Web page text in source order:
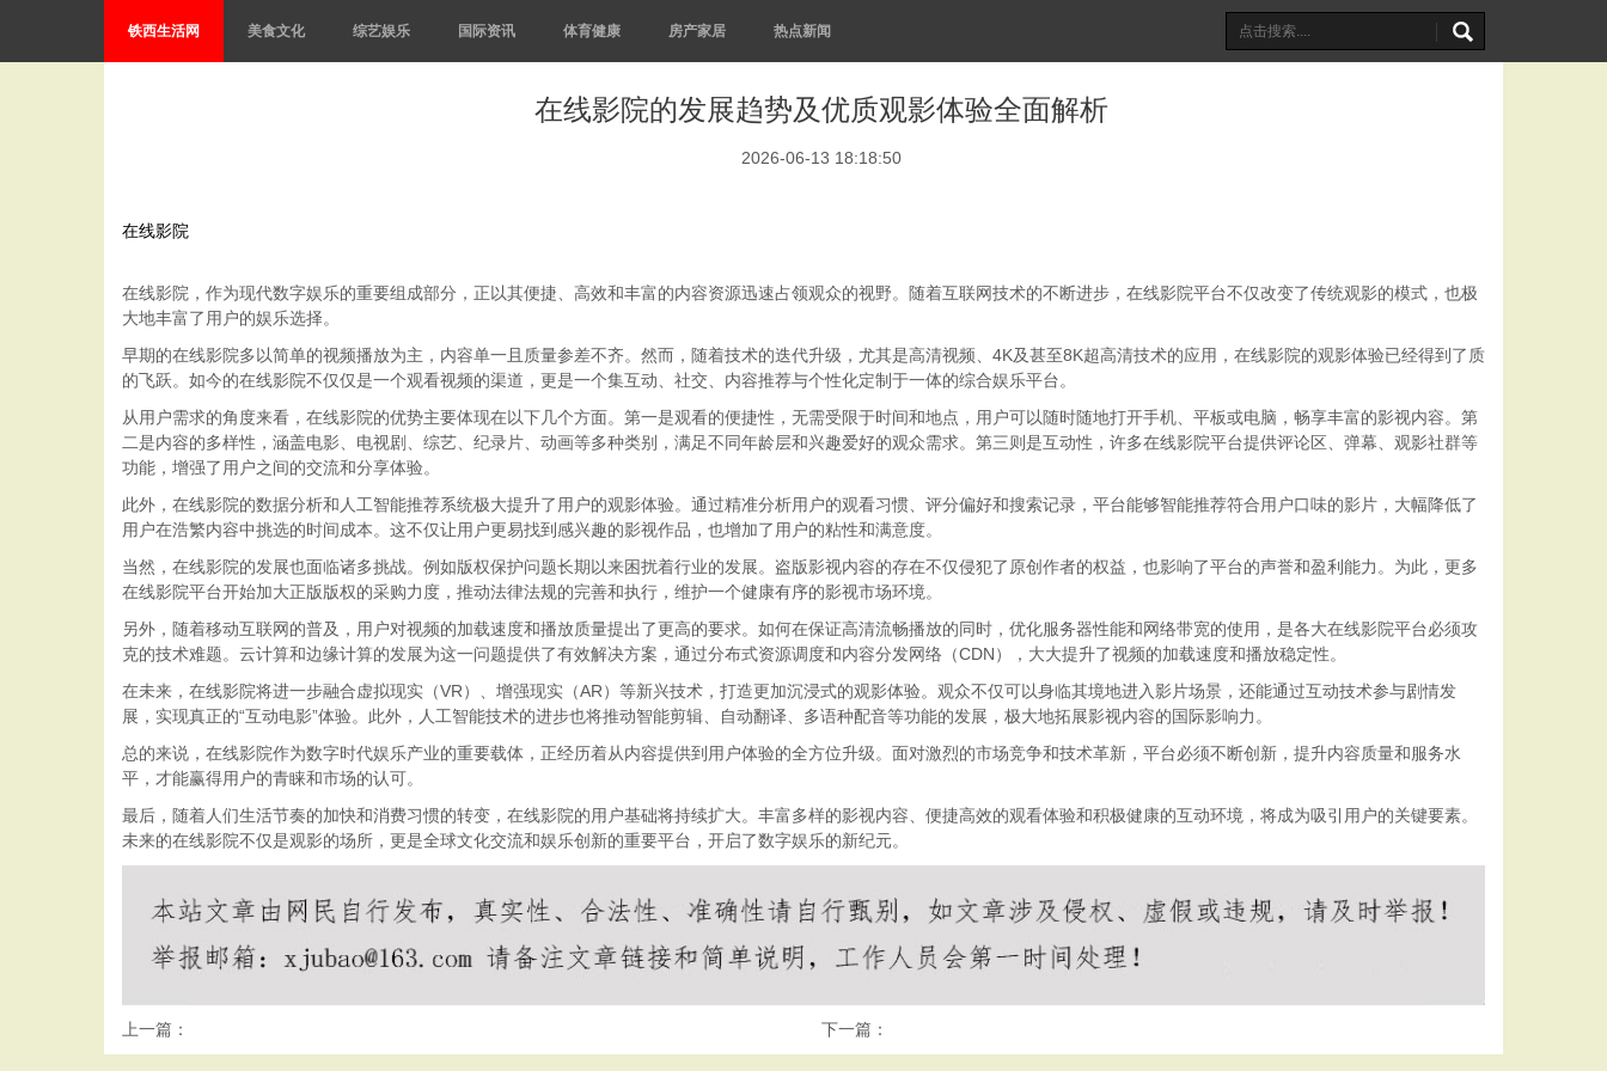
铁西生活网 美食文化 综艺娱乐 国际资讯 体育健康 房产家居 热点新闻
在线影院的发展趋势及优质观影体验全面解析
2026-06-13 18:18:50
在线影院
在线影院，作为现代数字娱乐的重要组成部分，正以其便捷、高效和丰富的内容资源迅速占领观众的视野。随着互联网技术的不断进步，在线影院平台不仅改变了传统观影的模式，也极
大地丰富了用户的娱乐选择。
早期的在线影院多以简单的视频播放为主，内容单一且质量参差不齐。然而，随着技术的迭代升级，尤其是高清视频、4K及甚至8K超高清技术的应用，在线影院的观影体验已经得到了质
的飞跃。如今的在线影院不仅仅是一个观看视频的渠道，更是一个集互动、社交、内容推荐与个性化定制于一体的综合娱乐平台。
从用户需求的角度来看，在线影院的优势主要体现在以下几个方面。第一是观看的便捷性，无需受限于时间和地点，用户可以随时随地打开手机、平板或电脑，畅享丰富的影视内容。第
二是内容的多样性，涵盖电影、电视剧、综艺、纪录片、动画等多种类别，满足不同年龄层和兴趣爱好的观众需求。第三则是互动性，许多在线影院平台提供评论区、弹幕、观影社群等
功能，增强了用户之间的交流和分享体验。
此外，在线影院的数据分析和人工智能推荐系统极大提升了用户的观影体验。通过精准分析用户的观看习惯、评分偏好和搜索记录，平台能够智能推荐符合用户口味的影片，大幅降低了
用户在浩繁内容中挑选的时间成本。这不仅让用户更易找到感兴趣的影视作品，也增加了用户的粘性和满意度。
当然，在线影院的发展也面临诸多挑战。例如版权保护问题长期以来困扰着行业的发展。盗版影视内容的存在不仅侵犯了原创作者的权益，也影响了平台的声誉和盈利能力。为此，更多
在线影院平台开始加大正版版权的采购力度，推动法律法规的完善和执行，维护一个健康有序的影视市场环境。
另外，随着移动互联网的普及，用户对视频的加载速度和播放质量提出了更高的要求。如何在保证高清流畅播放的同时，优化服务器性能和网络带宽的使用，是各大在线影院平台必须攻
克的技术难题。云计算和边缘计算的发展为这一问题提供了有效解决方案，通过分布式资源调度和内容分发网络（CDN），大大提升了视频的加载速度和播放稳定性。
在未来，在线影院将进一步融合虚拟现实（VR）、增强现实（AR）等新兴技术，打造更加沉浸式的观影体验。观众不仅可以身临其境地进入影片场景，还能通过互动技术参与剧情发
展，实现真正的“互动电影”体验。此外，人工智能技术的进步也将推动智能剪辑、自动翻译、多语种配音等功能的发展，极大地拓展影视内容的国际影响力。
总的来说，在线影院作为数字时代娱乐产业的重要载体，正经历着从内容提供到用户体验的全方位升级。面对激烈的市场竞争和技术革新，平台必须不断创新，提升内容质量和服务水
平，才能赢得用户的青睐和市场的认可。
最后，随着人们生活节奏的加快和消费习惯的转变，在线影院的用户基础将持续扩大。丰富多样的影视内容、便捷高效的观看体验和积极健康的互动环境，将成为吸引用户的关键要素。
未来的在线影院不仅是观影的场所，更是全球文化交流和娱乐创新的重要平台，开启了数字娱乐的新纪元。
上一篇： 下一篇：